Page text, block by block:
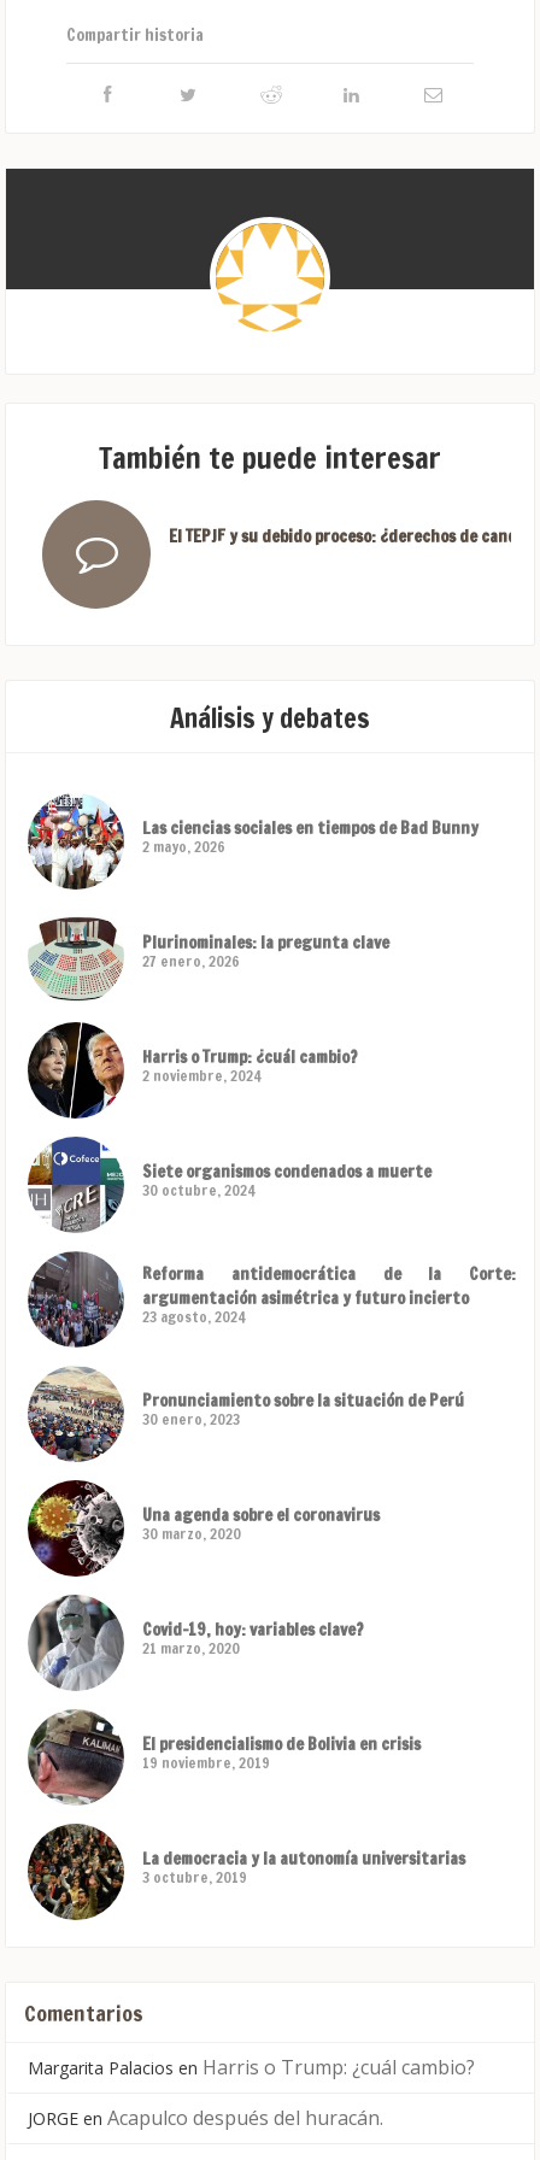
Compartir historia
También te puede interesar
El TEPJF y su debido proceso: ¿derechos de
Análisis y debates
Las ciencias sociales en tiempos de Bad Bunny
2 mayo, 2026
Plurinominales: la pregunta clave
27 enero, 2026
Harris o Trump: ¿cuál cambio?
2 noviembre, 2024
Siete organismos condenados a muerte
30 octubre, 2024
Reforma antidemocrática de la Corte:
argumentación asimétrica y futuro incierto
23 agosto, 2024
Pronunciamiento sobre la situación de Perú
30 enero, 2023
Una agenda sobre el coronavirus
30 marzo, 2020
Covid-19, hoy: variables clave?
21 marzo, 2020
El presidencialismo de Bolivia en crisis
19 noviembre, 2019
La democracia y la autonomía universitarias
3 octubre, 2019
Comentarios
Margarita Palacios en Harris o Trump: ¿cuál cambio?
JORGE en Acapulco después del huracán.